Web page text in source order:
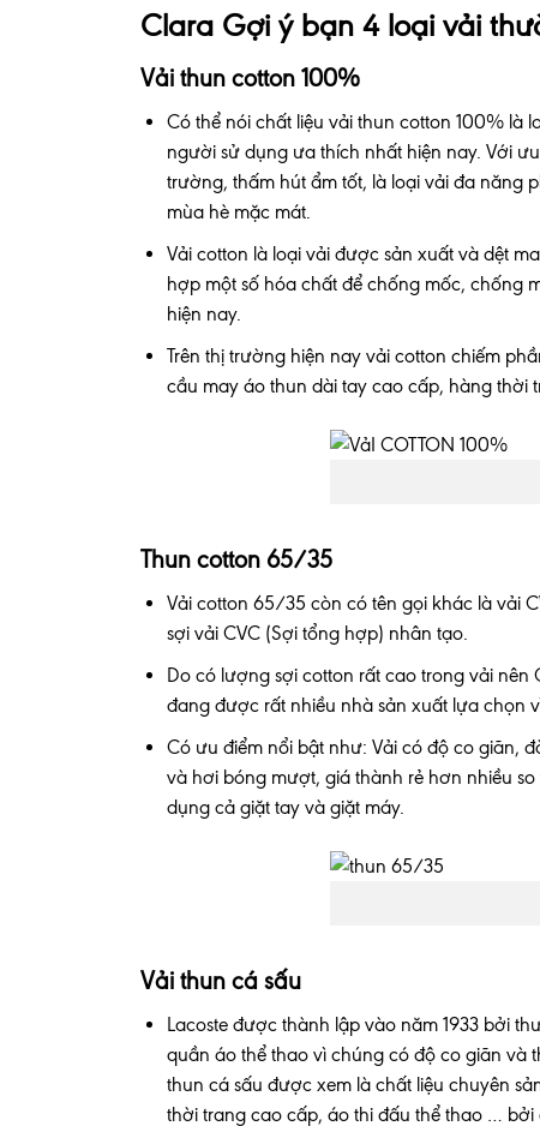
Clara Gợi ý bạn 4 loại vải
Vải thun cotton 100%
Có thể nói chất liệu vải thun cotton 100% là
người sử dụng ưa thích nhất hiện nay. Với
trường, thấm hút ẩm tốt, là loại vải đa năng
mùa hè mặc mát.
Vải cotton là loại vải được sản xuất và dệt
hợp một số hóa chất để chống mốc, chống
hiện nay.
Trên thị trường hiện nay vải cotton chiếm
cầu may áo thun dài tay cao cấp, hàng
Thun cotton 65/35
Vải cotton 65/35 còn có tên gọi khác là vải
sợi vải CVC (Sợi tổng hợp) nhân tạo.
Do có lượng sợi cotton rất cao trong vải nên
đang được rất nhiều nhà sản xuất lựa chọn
Có ưu điểm nổi bật như: Vải có độ co giãn,
và hơi bóng mượt, giá thành rẻ hơn nhiều
dụng cả giặt tay và giặt máy.
Vải thun cá sấu
Lacoste được thành lập vào năm 1933 bởi
quần áo thể thao vì chúng có độ co giãn và
thun cá sấu được xem là chất liệu chuyên
thời trang cao cấp, áo thi đấu thể thao … bởi